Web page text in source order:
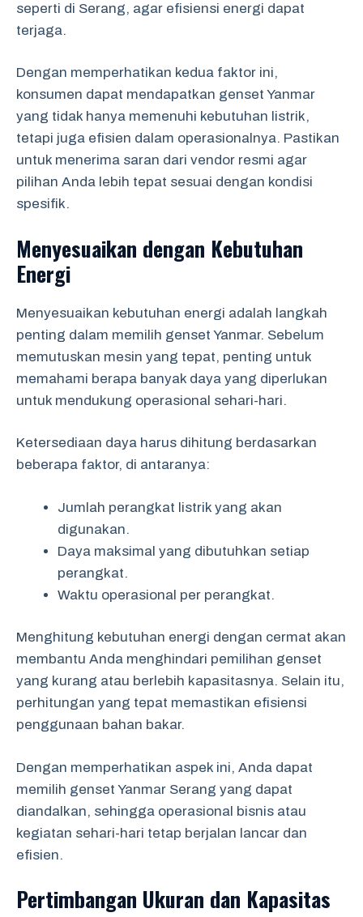
seperti di Serang, agar efisiensi energi dapat
terjaga.
Dengan memperhatikan kedua faktor ini,
konsumen dapat mendapatkan genset Yanmar
yang tidak hanya memenuhi kebutuhan listrik,
tetapi juga efisien dalam operasionalnya. Pastikan
untuk menerima saran dari vendor resmi agar
pilihan Anda lebih tepat sesuai dengan kondisi
spesifik.
Menyesuaikan dengan Kebutuhan
Energi
Menyesuaikan kebutuhan energi adalah langkah
penting dalam memilih genset Yanmar. Sebelum
memutuskan mesin yang tepat, penting untuk
memahami berapa banyak daya yang diperlukan
untuk mendukung operasional sehari-hari.
Ketersediaan daya harus dihitung berdasarkan
beberapa faktor, di antaranya:
Jumlah perangkat listrik yang akan
digunakan.
Daya maksimal yang dibutuhkan setiap
perangkat.
Waktu operasional per perangkat.
Menghitung kebutuhan energi dengan cermat akan
membantu Anda menghindari pemilihan genset
yang kurang atau berlebih kapasitasnya. Selain itu,
perhitungan yang tepat memastikan efisiensi
penggunaan bahan bakar.
Dengan memperhatikan aspek ini, Anda dapat
memilih genset Yanmar Serang yang dapat
diandalkan, sehingga operasional bisnis atau
kegiatan sehari-hari tetap berjalan lancar dan
efisien.
Pertimbangan Ukuran dan Kapasitas